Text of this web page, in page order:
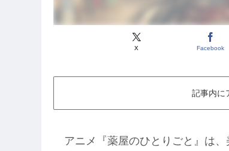
X Facebook
記事内に
アニメ『薬屋のひとりごと』は